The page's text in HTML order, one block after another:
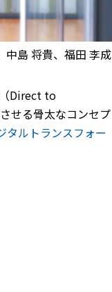
島 将貴、福田 李成
（Direct to
せる骨太なコンセプ
タルトランスフォー